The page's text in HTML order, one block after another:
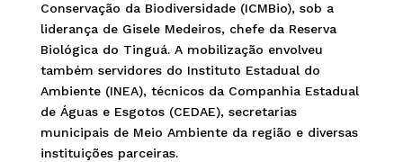
Conservação da Biodiversidade (ICMBio), sob a
liderança de Gisele Medeiros, chefe da Reserva
Biológica do Tinguá. A mobilização envolveu
também servidores do Instituto Estadual do
Ambiente (INEA), técnicos da Companhia Estadual
de Águas e Esgotos (CEDAE), secretarias
municipais de Meio Ambiente da região e diversas
instituições parceiras.